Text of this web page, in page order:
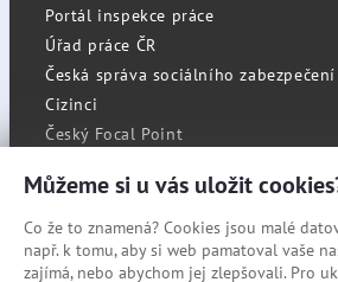
Portál inspekce práce
Úřad práce ČR
Česká správa sociálního zabezpečení
Cizinci
Český Focal Point
RSS
Cookies
Můžeme si u vás uložit
Co že to znamená? Cookies jsou malé
např. k tomu, aby si web pamatoval vaše
zajímá, nebo abychom jej zlepšovali. Pro